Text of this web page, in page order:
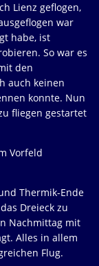
Lienz geflogen,
war
habe, ist
So war es
den
auch keinen
konnte. Nun
fliegen gestartet
Vorfeld
Thermik-Ende
Dreieck zu
Nachmittag mit
Alles in allem
Flug.